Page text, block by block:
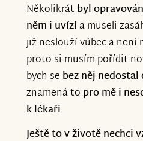
Několikrát byl
něm i uvízla museli
již neslouží vůbec a není
proto si musím pořídit
bych se bez něj nedostal
znamená to pro mě i
k lékaři.
Ještě to v životě nechci